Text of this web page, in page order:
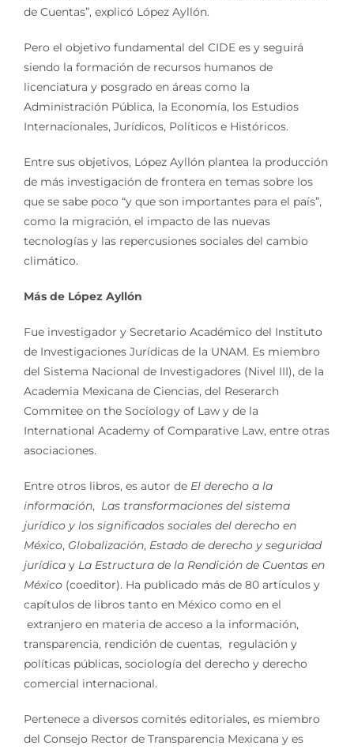
de Cuentas”, explicó López Ayllón.
Pero el objetivo fundamental del CIDE es y seguirá
siendo la formación de recursos humanos de
licenciatura y posgrado en áreas como la
Administración Pública, la Economía, los Estudios
Internacionales, Jurídicos, Políticos e Históricos.
Entre sus objetivos, López Ayllón plantea la producción
de más investigación de frontera en temas sobre los
que se sabe poco “y que son importantes para el país”,
como la migración, el impacto de las nuevas
tecnologías y las repercusiones sociales del cambio
climático.
Más de López Ayllón
Fue investigador y Secretario Académico del Instituto
de Investigaciones Jurídicas de la UNAM. Es miembro
del Sistema Nacional de Investigadores (Nivel III), de la
Academia Mexicana de Ciencias, del Reserarch
Commitee on the Sociology of Law y de la
International Academy of Comparative Law, entre otras
asociaciones.
Entre otros libros, es autor de El derecho a la
información, Las transformaciones del sistema
jurídico y los significados sociales del derecho en
México, Globalización, Estado de derecho y seguridad
jurídica y La Estructura de la Rendición de Cuentas en
México (coeditor). Ha publicado más de 80 artículos y
capítulos de libros tanto en México como en el
extranjero en materia de acceso a la información,
transparencia, rendición de cuentas, regulación y
políticas públicas, sociología del derecho y derecho
comercial internacional.
Pertenece a diversos comités editoriales, es miembro
del Consejo Rector de Transparencia Mexicana y es